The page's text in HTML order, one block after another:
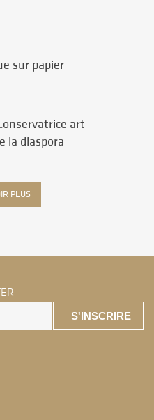
sur papier
art
la diaspora
PLUS
S'INSCRIRE